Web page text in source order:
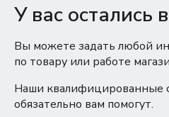
У вас остались
Вы можете задать любой
по товару или работе
Наши квалифицированные
обязательно вам помогут.